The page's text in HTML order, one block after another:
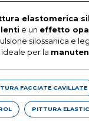
elastomerica
e un effetto
silossanica e
per la
FACCIATE CAVILLATE
PITTURA